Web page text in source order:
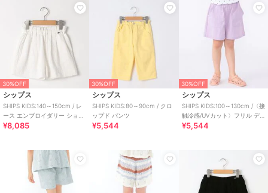
30%OFF
シップス
SHIPS KIDS:140～150cm / レ
ース エンブロイダリー ショー
ト パンツ
¥8,085
30%OFF
シップス
SHIPS KIDS:80～90cm / クロ
ップド パンツ
¥5,544
30%OFF
シップス
SHIPS KIDS:100～130cm /〈接
触冷感/UVカット〉フリル デ
イリー ショーツ
¥5,544